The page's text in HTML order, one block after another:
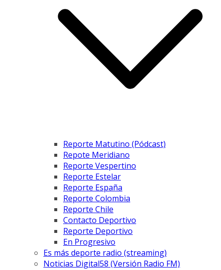
Reporte Matutino (Pódcast)
Repote Meridiano
Reporte Vespertino
Reporte Estelar
Reporte España
Reporte Colombia
Reporte Chile
Contacto Deportivo
Reporte Deportivo
En Progresivo
Es más deporte radio (streaming)
Noticias Digital58 (Versión Radio FM)